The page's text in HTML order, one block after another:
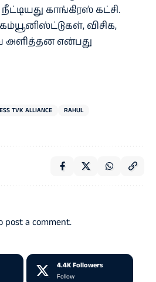
காங்கிரஸ் கட்சி.
விசிக,
என்பது
TVK ALLIANCE
RAHUL
post a comment.
4.4K Followers
Follow